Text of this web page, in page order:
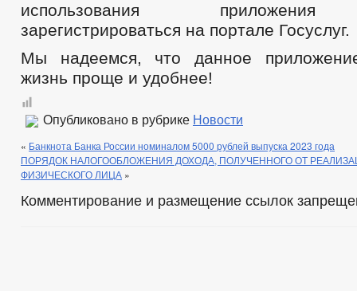
использования приложения
зарегистрироваться на портале Госуслуг.
Мы надеемся, что данное
жизнь проще и удобнее!
Опубликовано в рубрике Новости
« Банкнота Банка России номиналом 5000 рублей выпуска 2023 года
ПОРЯДОК НАЛОГООБЛОЖЕНИЯ ДОХОДА, ПОЛУЧЕННОГО ОТ
ФИЗИЧЕСКОГО ЛИЦА »
Комментирование и размещение ссылок